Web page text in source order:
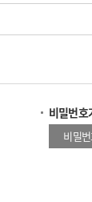
비밀번호
비밀